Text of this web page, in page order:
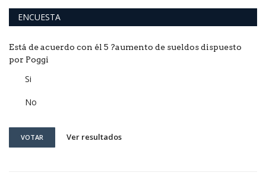
ENCUESTA
Está de acuerdo con él 5 ?aumento de sueldos dispuesto
por Poggi
Si
No
VOTAR Ver resultados